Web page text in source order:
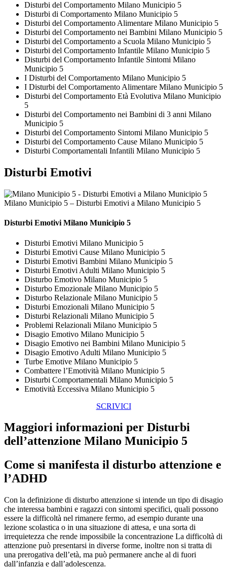
Disturbi del Comportamento Milano Municipio 5
Disturbi di Comportamento Milano Municipio 5
Disturbi del Comportamento Alimentare Milano Municipio 5
Disturbi del Comportamento nei Bambini Milano Municipio 5
Disturbi del Comportamento a Scuola Milano Municipio 5
Disturbi del Comportamento Infantile Milano Municipio 5
Disturbi del Comportamento Infantile Sintomi Milano
Municipio 5
I Disturbi del Comportamento Milano Municipio 5
I Disturbi del Comportamento Alimentare Milano Municipio 5
Disturbi del Comportamento Età Evolutiva Milano Municipio
5
Disturbi del Comportamento nei Bambini di 3 anni Milano
Municipio 5
Disturbi del Comportamento Sintomi Milano Municipio 5
Disturbi del Comportamento Cause Milano Municipio 5
Disturbi Comportamentali Infantili Milano Municipio 5
Disturbi Emotivi
Milano Municipio 5 – Disturbi Emotivi a Milano Municipio 5
Disturbi Emotivi Milano Municipio 5
Disturbi Emotivi Milano Municipio 5
Disturbi Emotivi Cause Milano Municipio 5
Disturbi Emotivi Bambini Milano Municipio 5
Disturbi Emotivi Adulti Milano Municipio 5
Disturbo Emotivo Milano Municipio 5
Disturbo Emozionale Milano Municipio 5
Disturbo Relazionale Milano Municipio 5
Disturbi Emozionali Milano Municipio 5
Disturbi Relazionali Milano Municipio 5
Problemi Relazionali Milano Municipio 5
Disagio Emotivo Milano Municipio 5
Disagio Emotivo nei Bambini Milano Municipio 5
Disagio Emotivo Adulti Milano Municipio 5
Turbe Emotive Milano Municipio 5
Combattere l’Emotività Milano Municipio 5
Disturbi Comportamentali Milano Municipio 5
Emotività Eccessiva Milano Municipio 5
SCRIVICI
Maggiori informazioni per Disturbi
dell’attenzione Milano Municipio 5
Come si manifesta il disturbo attenzione e
l’ADHD
Con la definizione di disturbo attenzione si intende un tipo di disagio
che interessa bambini e ragazzi con sintomi specifici, quali possono
essere la difficoltà nel rimanere fermo, ad esempio durante una
lezione scolastica o in una situazione di attesa, e una sorta di
irrequietezza che rende impossibile la concentrazione La difficoltà di
attenzione può presentarsi in diverse forme, inoltre non si tratta di
una prerogativa dell’età, ma può permanere anche al di fuori
dall’infanzia e dall’adolescenza.